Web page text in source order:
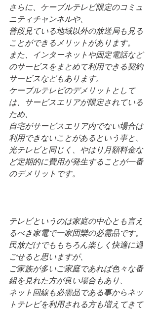
さらに、ケーブルテレビ限定のコミュ
ニティチャンネルや、
普段見ている地域以外の放送局も見る
ことができるメリットがあります。
また、インターネットや固定電話など
のサービスをまとめて利用できる契約
サービスなどもあります。
ケーブルテレビのデメリットとして
は、サービスエリアが限定されている
ため、
自宅がサービスエリア内でない場合は
利用できないことがあるという事と、
光テレビと同じく、やはり月額料金な
ど定期的に費用が発生することが一番
のデメリットです。
テレビというのは家庭の中心とも言え
るべき家電で一家団欒の必需品です。
民放だけでももちろん楽しく快適に過
ごせると思いますが、
ご家族が多いご家庭であれば色々な番
組を見れた方が良い場合もあり、
ネット回線も必需品である事からネッ
トテレビを利用される方も増えてきて